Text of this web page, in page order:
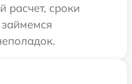
расчет, сроки